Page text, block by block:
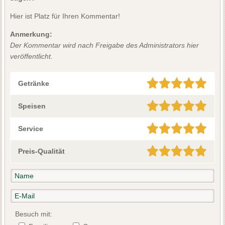
Hier ist Platz für Ihren Kommentar!
Anmerkung:
Der Kommentar wird nach Freigabe des Administrators hier
veröffentlicht.
Getränke
Speisen
Service
Preis-Qualität
Besuch mit: